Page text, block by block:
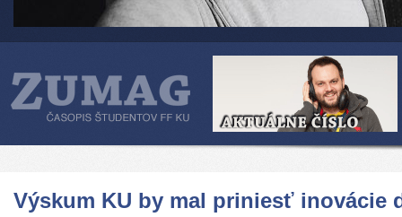
Výskum KU by mal priniesť inovácie